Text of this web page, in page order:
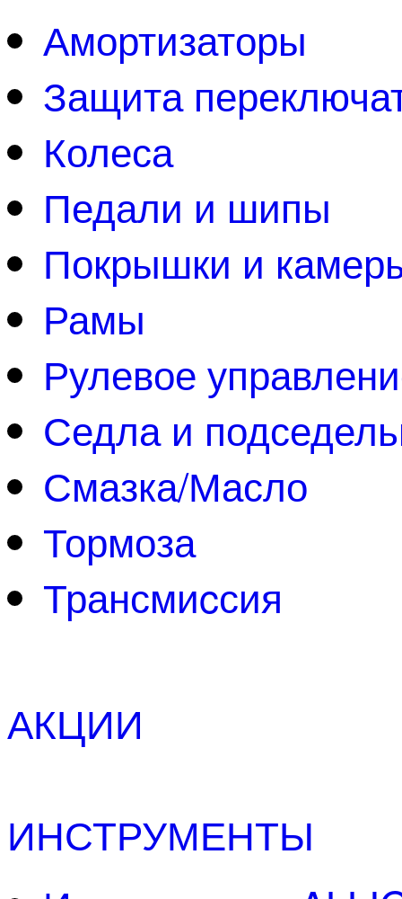
Амортизаторы
Защита
Колеса
Педали и шипы
Покрышки и
Рамы
Рулевое
Седла и
Смазка/Масло
Тормоза
Трансмиcсия
АКЦИИ
ИНСТРУМЕНТЫ